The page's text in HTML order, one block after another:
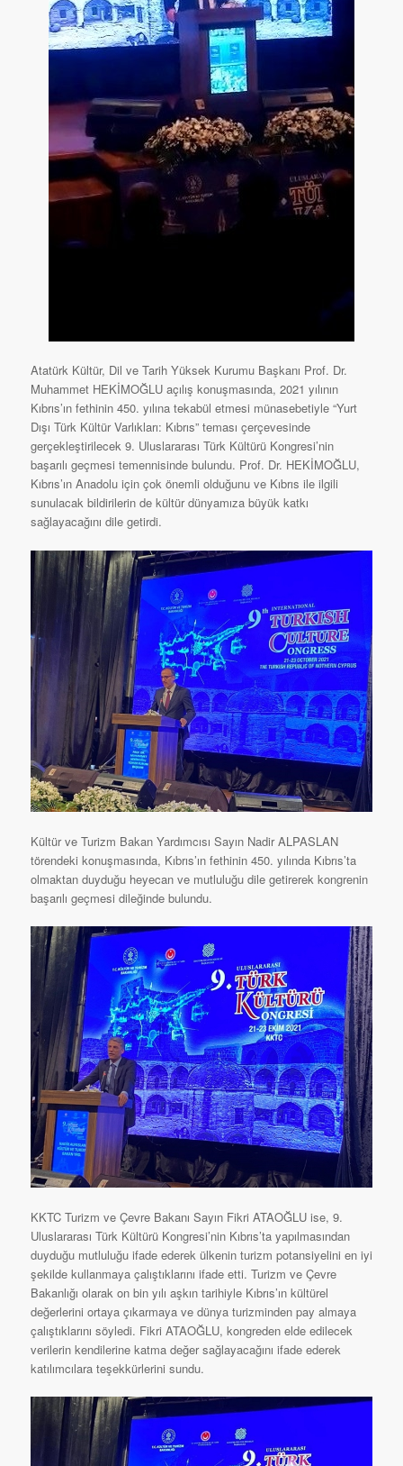
Atatürk Kültür, Dil ve Tarih Yüksek Kurumu Başkanı Prof. Dr.
Muhammet HEKİMOĞLU açılış konuşmasında, 2021 yılının
Kıbrıs’ın fethinin 450. yılına tekabül etmesi münasebetiyle “Yurt
Dışı Türk Kültür Varlıkları: Kıbrıs” teması çerçevesinde
gerçekleştirilecek 9. Uluslararası Türk Kültürü Kongresi’nin
başarılı geçmesi temennisinde bulundu. Prof. Dr. HEKİMOĞLU,
Kıbrıs’ın Anadolu için çok önemli olduğunu ve Kıbrıs ile ilgili
sunulacak bildirilerin de kültür dünyamıza büyük katkı
sağlayacağını dile getirdi.
Kültür ve Turizm Bakan Yardımcısı Sayın Nadir ALPASLAN
törendeki konuşmasında, Kıbrıs’ın fethinin 450. yılında Kıbrıs’ta
olmaktan duyduğu heyecan ve mutluluğu dile getirerek kongrenin
başarılı geçmesi dileğinde bulundu.
KKTC Turizm ve Çevre Bakanı Sayın Fikri ATAOĞLU ise, 9.
Uluslararası Türk Kültürü Kongresi’nin Kıbrıs’ta yapılmasından
duyduğu mutluluğu ifade ederek ülkenin turizm potansiyelini en iyi
şekilde kullanmaya çalıştıklarını ifade etti. Turizm ve Çevre
Bakanlığı olarak on bin yılı aşkın tarihiyle Kıbrıs’ın kültürel
değerlerini ortaya çıkarmaya ve dünya turizminden pay almaya
çalıştıklarını söyledi. Fikri ATAOĞLU, kongreden elde edilecek
verilerin kendilerine katma değer sağlayacağını ifade ederek
katılımcılara teşekkürlerini sundu.